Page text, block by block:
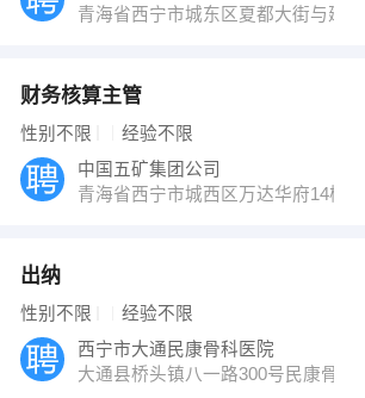
青海省西宁市城东区夏都大街与建
财务核算主管
性别不限 经验不限
中国五矿集团公司
青海省西宁市城西区万达华府14楼
出纳
性别不限 经验不限
西宁市大通民康骨科医院
大通县桥头镇八一路300号民康骨科